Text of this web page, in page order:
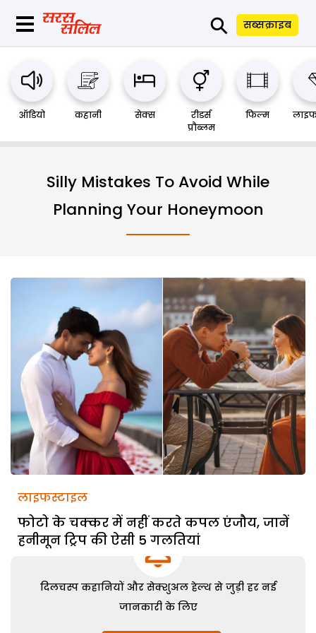
⚲ सब्सक्राइब
ऑडियो कहानी सेक्स
रीडर्स
प्रौब्लम
फिल्म
Silly Mistakes To Avoid While
Planning Your Honeymoon
लाइफस्टाइल
फोटो के चक्कर में नहीं करते कपल एंजौय, जानें
हनीमून ट्रिप की ऐसी 5 गलतियां
दिलचस्प कहानियों और सेक्शुअल हेल्थ से जुड़ी हर नई
जानकारी के लिए